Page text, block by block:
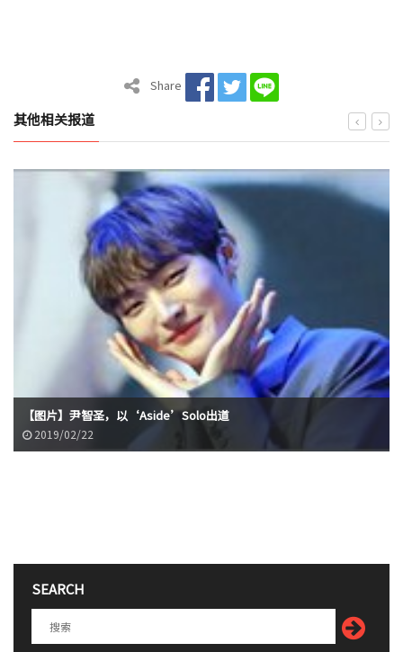
Share
其他相关报道
【图片】尹智圣，以‘Aside’Solo出道
2019/02/22
SEARCH